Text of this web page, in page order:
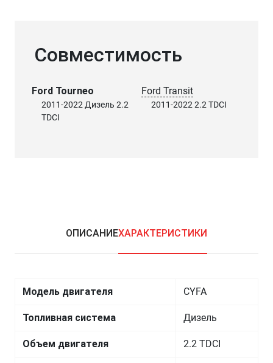
Совместимость
Ford Tourneo
2011-2022 Дизель 2.2
TDCI
Ford Transit
2011-2022 2.2 TDCI
ОПИСАНИЕХАРАКТЕРИСТИКИ
Модель двигателя CYFA
Топливная система Дизель
Объем двигателя 2.2 TDCI